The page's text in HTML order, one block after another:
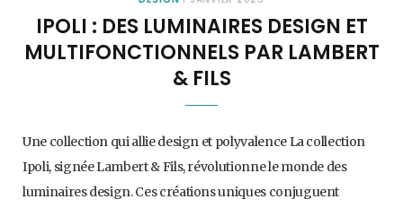
IPOLI : DES LUMINAIRES DESIGN ET
MULTIFONCTIONNELS PAR LAMBERT
& FILS
Une collection qui allie design et polyvalence La collection
Ipoli, signée Lambert & Fils, révolutionne le monde des
luminaires design. Ces créations uniques conjuguent